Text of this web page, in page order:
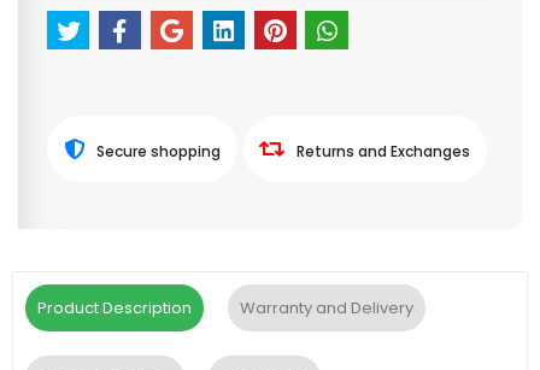
Secure shopping Returns and Exchanges
Product Description Warranty and Delivery